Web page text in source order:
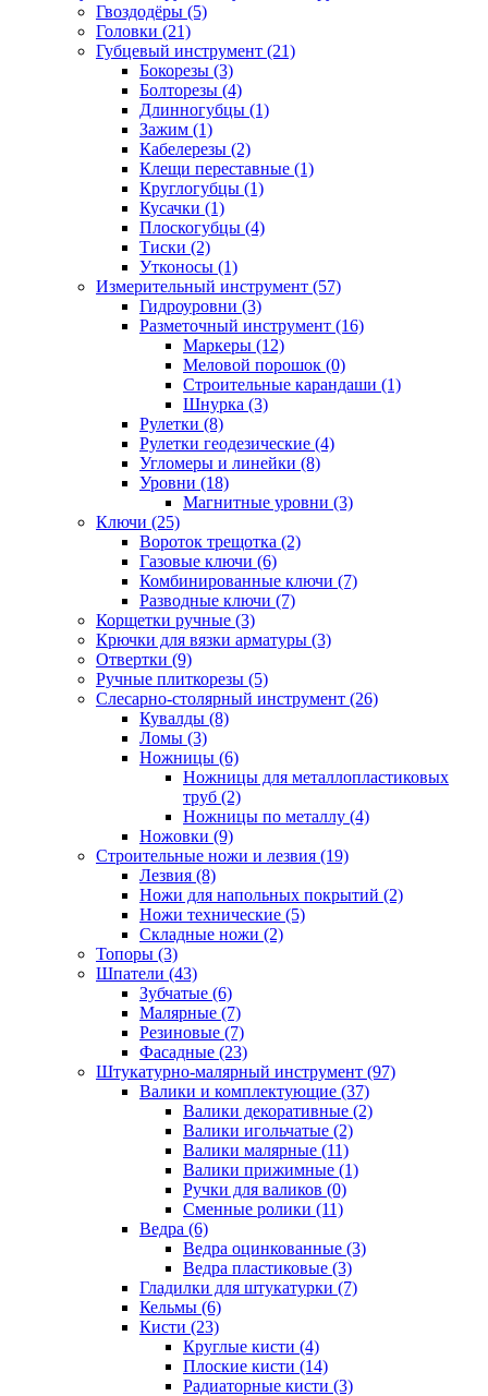
Гвоздодёры (5)
Головки (21)
Губцевый инструмент (21)
Бокорезы (3)
Болторезы (4)
Длинногубцы (1)
Зажим (1)
Кабелерезы (2)
Клещи переставные (1)
Круглогубцы (1)
Кусачки (1)
Плоскогубцы (4)
Тиски (2)
Утконосы (1)
Измерительный инструмент (57)
Гидроуровни (3)
Разметочный инструмент (16)
Маркеры (12)
Меловой порошок (0)
Строительные карандаши (1)
Шнурка (3)
Рулетки (8)
Рулетки геодезические (4)
Угломеры и линейки (8)
Уровни (18)
Магнитные уровни (3)
Ключи (25)
Вороток трещотка (2)
Газовые ключи (6)
Комбинированные ключи (7)
Разводные ключи (7)
Корщетки ручные (3)
Крючки для вязки арматуры (3)
Отвертки (9)
Ручные плиткорезы (5)
Слесарно-столярный инструмент (26)
Кувалды (8)
Ломы (3)
Ножницы (6)
Ножницы для металлопластиковых
труб (2)
Ножницы по металлу (4)
Ножовки (9)
Строительные ножи и лезвия (19)
Лезвия (8)
Ножи для напольных покрытий (2)
Ножи технические (5)
Складные ножи (2)
Топоры (3)
Шпатели (43)
Зубчатые (6)
Малярные (7)
Резиновые (7)
Фасадные (23)
Штукатурно-малярный инструмент (97)
Валики и комплектующие (37)
Валики декоративные (2)
Валики игольчатые (2)
Валики малярные (11)
Валики прижимные (1)
Ручки для валиков (0)
Сменные ролики (11)
Ведра (6)
Ведра оцинкованные (3)
Ведра пластиковые (3)
Гладилки для штукатурки (7)
Кельмы (6)
Кисти (23)
Круглые кисти (4)
Плоские кисти (14)
Радиаторные кисти (3)